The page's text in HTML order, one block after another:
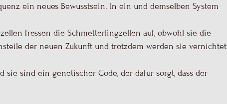
ein neues Bewusstsein. In ein und demselben System
fressen die Schmetterlingzellen auf, obwohl sie die
der neuen Zukunft und trotzdem werden sie vernichtet
sie sind ein genetischer Code, der dafür sorgt, dass der